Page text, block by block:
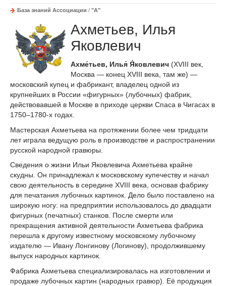
База знаний Ассоциации / "А"
Ахметьев, Илья
Яковлевич
Ахме́тьев, Илья́ Я́ковлевич (XVIII век,
Москва — конец XVIII века, там же) —
московский купец и фабрикант, владелец одной из
крупнейших в России «фигурных» (лубочных) фабрик,
действовавшей в Москве в приходе церкви Спаса в Чигасах в
1750–1780‑х годах.
Мастерская Ахметьева на протяжении более чем тридцати
лет играла ведущую роль в производстве и распространении
русской народной гравюры.
Сведения о жизни Ильи Яковлевича Ахметьева крайне
скудны. Он принадлежал к московскому купечеству и начал
свою деятельность в середине XVIII века, основав фабрику
для печатания лубочных картинок. Дело было поставлено на
широкую ногу: на предприятии использовалось до двадцати
фигурных (печатных) станков. После смерти или
прекращения активной деятельности Ахметьева фабрика
перешла к другому известному московскому лубочному
издателю — Ивану Лонгинову (Логинову), продолжившему
выпуск народных картинок.
Фабрика Ахметьева специализировалась на изготовлении и
продаже лубочных картин (народных гравюр). Её продукция